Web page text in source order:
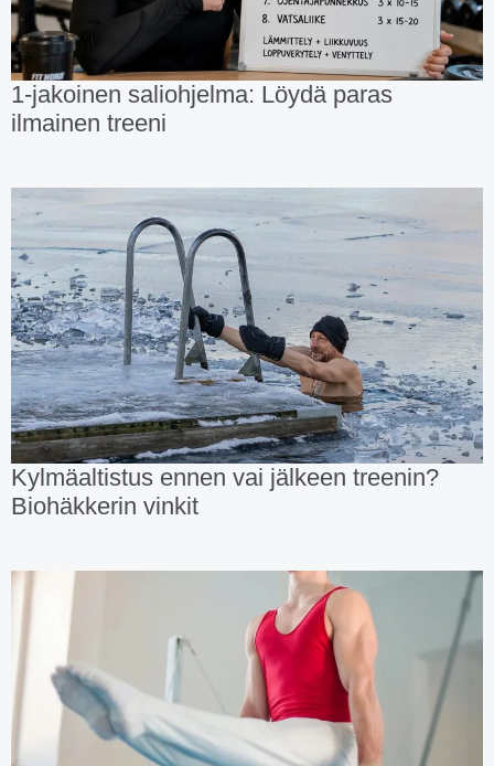
1-jakoinen saliohjelma: Löydä paras
ilmainen treeni
Kylmäaltistus ennen vai jälkeen treenin?
Biohäkkerin vinkit